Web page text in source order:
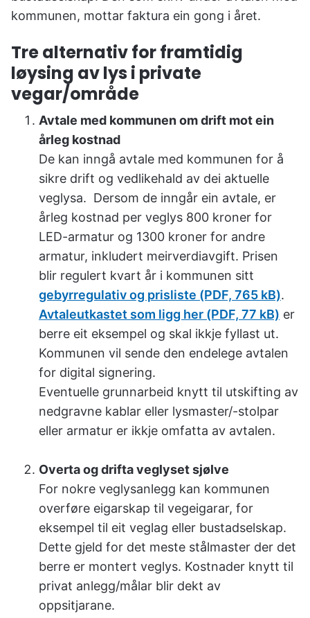
kommunen, mottar faktura ein gong i året.
Tre alternativ for framtidig
løysing av lys i private
vegar/område
Avtale med kommunen om drift mot ein
årleg kostnad
De kan inngå avtale med kommunen for å
sikre drift og vedlikehald av dei aktuelle
veglysa. Dersom de inngår ein avtale, er
årleg kostnad per veglys 800 kroner for
LED-armatur og 1300 kroner for andre
armatur, inkludert meirverdiavgift. Prisen
blir regulert kvart år i kommunen sitt
gebyrregulativ og prisliste (PDF, 765 kB).
Avtaleutkastet som ligg her (PDF, 77 kB) er
berre eit eksempel og skal ikkje fyllast ut.
Kommunen vil sende den endelege avtalen
for digital signering.
Eventuelle grunnarbeid knytt til utskifting av
nedgravne kablar eller lysmaster/-stolpar
eller armatur er ikkje omfatta av avtalen.
Overta og drifta veglyset sjølve
For nokre veglysanlegg kan kommunen
overføre eigarskap til vegeigarar, for
eksempel til eit veglag eller bustadselskap.
Dette gjeld for det meste stålmaster der det
berre er montert veglys. Kostnader knytt til
privat anlegg/målar blir dekt av
oppsitjarane.